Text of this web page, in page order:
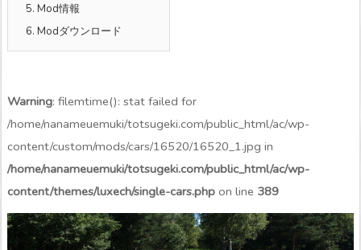
5. Mod情報
6. Modダウンロード
Warning: filemtime(): stat failed for
/home/nanameuemuki/totsugeki.com/public_html/ac/wp-
content/custom/mods/cars/16520/16520_1.jpg in
/home/nanameuemuki/totsugeki.com/public_html/ac/wp-
content/themes/luxech/single-cars.php on line 389